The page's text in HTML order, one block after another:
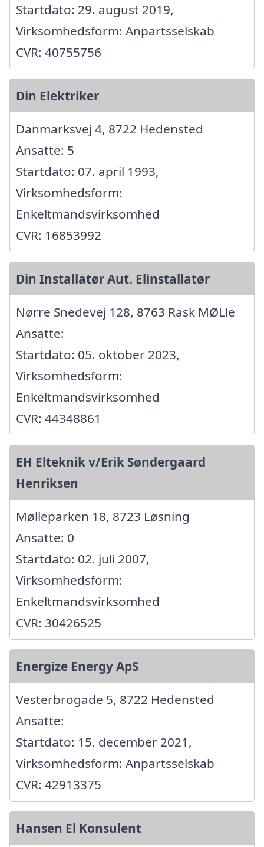
Startdato: 29. august 2019,
Virksomhedsform: Anpartsselskab
CVR: 40755756
Din Elektriker
Danmarksvej 4, 8722 Hedensted
Ansatte: 5
Startdato: 07. april 1993,
Virksomhedsform:
Enkeltmandsvirksomhed
CVR: 16853992
Din Installatør Aut. Elinstallatør
Nørre Snedevej 128, 8763 Rask MØLle
Ansatte:
Startdato: 05. oktober 2023,
Virksomhedsform:
Enkeltmandsvirksomhed
CVR: 44348861
EH Elteknik v/Erik Søndergaard
Henriksen
Mølleparken 18, 8723 Løsning
Ansatte: 0
Startdato: 02. juli 2007,
Virksomhedsform:
Enkeltmandsvirksomhed
CVR: 30426525
Energize Energy ApS
Vesterbrogade 5, 8722 Hedensted
Ansatte:
Startdato: 15. december 2021,
Virksomhedsform: Anpartsselskab
CVR: 42913375
Hansen El Konsulent